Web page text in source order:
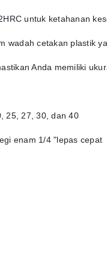
untuk ketahanan
wadah cetakan plastik
Anda memiliki
25, 27, 30, dan 40
enam 1/4 "lepas cepat